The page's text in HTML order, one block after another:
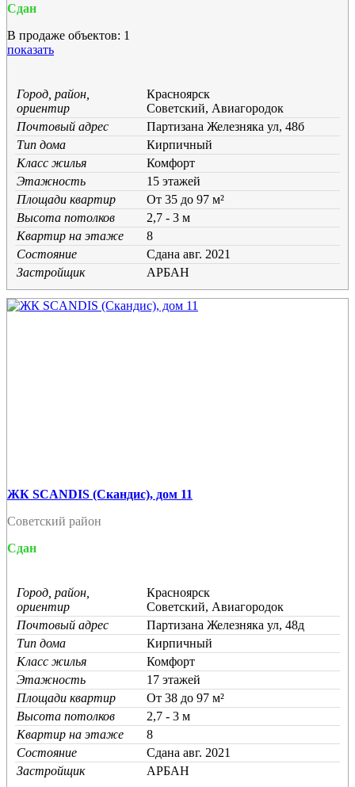
Сдан
В продаже объектов: 1
показать
Город, район,
ориентир
Красноярск
Советский, Авиагородок
Почтовый адрес
Партизана Железняка ул, 48б
Тип дома
Кирпичный
Класс жилья
Комфорт
Этажность
15 этажей
Площади квартир
От 35 до 97 м²
Высота потолков
2,7 - 3 м
Квартир на этаже
8
Состояние
Cдана авг. 2021
Застройщик
АРБАН
ЖК SCANDIS (Скандис), дом 11
Советский район
Сдан
Город, район,
ориентир
Красноярск
Советский, Авиагородок
Почтовый адрес
Партизана Железняка ул, 48д
Тип дома
Кирпичный
Класс жилья
Комфорт
Этажность
17 этажей
Площади квартир
От 38 до 97 м²
Высота потолков
2,7 - 3 м
Квартир на этаже
8
Состояние
Cдана авг. 2021
Застройщик
АРБАН